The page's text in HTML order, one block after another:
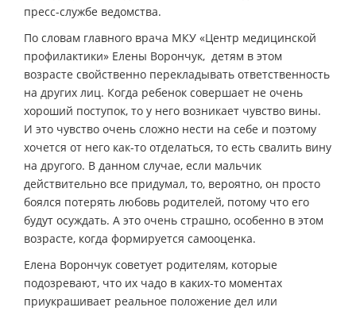
пресс-службе ведомства.
По словам главного врача МКУ «Центр медицинской
профилактики» Елены Ворончук, детям в этом
возрасте свойственно перекладывать ответственность
на других лиц. Когда ребенок совершает не очень
хороший поступок, то у него возникает чувство вины.
И это чувство очень сложно нести на себе и поэтому
хочется от него как-то отделаться, то есть свалить вину
на другого. В данном случае, если мальчик
действительно все придумал, то, вероятно, он просто
боялся потерять любовь родителей, потому что его
будут осуждать. А это очень страшно, особенно в этом
возрасте, когда формируется самооценка.
Елена Ворончук советует родителям, которые
подозревают, что их чадо в каких-то моментах
приукрашивает реальное положение дел или